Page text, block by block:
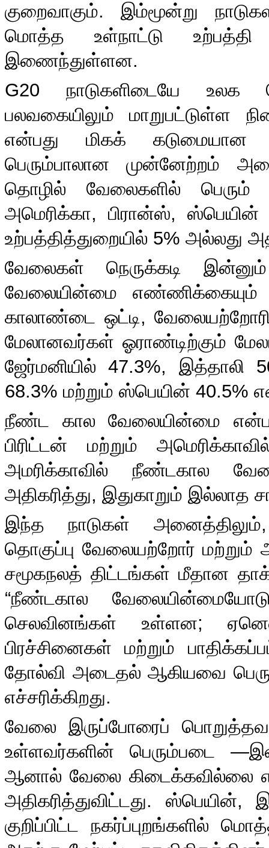
குறைவாகும். இம்மூன்று
மொத்த உள்நாட்டு உற்பத்தி
இணைந்துள்ளன.
G20 நாடுகளிடையே உலக
பலவகையிலும் மாறுபட்டுள்ள
என்பது மிகக் கடுமையான
பெரும்பாலான முன்னேற்றம்
தொழில் வேலைகளில்
அமெரிக்கா, பிரான்ஸ், ஸ்பெயின்
உற்பத்தித்துறையில் 5% அல்லது
வேலைகள் நெருக்கடி இன்னும்
வேலையின்மை எண்ணிக்கையும்
காலாண்டை ஒட்டி,
மேலானவர்கள் ஓராண்டிற்கும்
ஜேர்மனியில் 47.3%, இத்தாலி
68.3% மற்றும் ஸ்பெயின் 40.5%
நீண்ட கால வேலையின்மை
பிரிட்டன் மற்றும்
அமரிக்காவில் நீண்டகால
அதிகரித்து, இதுகாறும் இல்லாத
இந்த நாடுகள் அனைத்திலும்
தொகுப்பு வேலையற்றோர் மற்றும்
சமூகநலத் திட்டங்கள் மீதான
“நீண்டகால
செலவினங்கள் உள்ளன;
பிரச்சினைகள் மற்றும்
தோல்வி அடைதல் ஆகியவை
எச்சரிக்கிறது.
வேலை இருப்போரைப்
உள்ளவர்களின் பெரும்படை—
ஆனால் வேலை கிடைக்கவில்லை
அதிகரித்துவிட்டது. ஸ்பெயின்,
குறிப்பிட்ட நகர்ப்புறங்களில்